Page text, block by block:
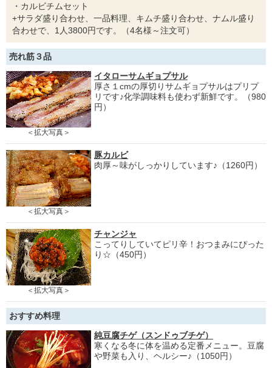
・カルビチムセット
+サラダ盛り合わせ、一品料理、キムチ盛り合わせ、ナムル盛り
合わせで、1人3800円です。（4名様～注文可）
売れ筋３品
＜拡大写真＞
イタローサムギョプサル
厚さ１cmの厚切りサムギョプサルはプリプ
リです♪化学調味料も使わず新鮮です。（980
円）
＜拡大写真＞
豚カルビ
肉厚～味がしっかりしています♪（1260円）
＜拡大写真＞
チャンジャ
こってりしていてピリ辛！おつまみにぴった
り☆（450円）
おすすめ料理
純豆腐チゲ（スンドゥブチゲ）
寒くなる冬に体を温める定番メニュー。豆腐
や野菜も入り、ヘルシー♪（1050円）